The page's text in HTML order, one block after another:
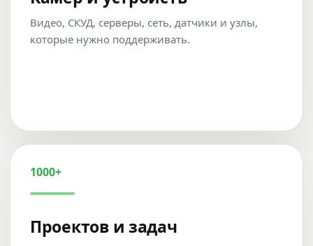
Видео, СКУД, серверы, сеть, датчики и узлы,
которые нужно поддерживать.
1000+
Проектов и задач